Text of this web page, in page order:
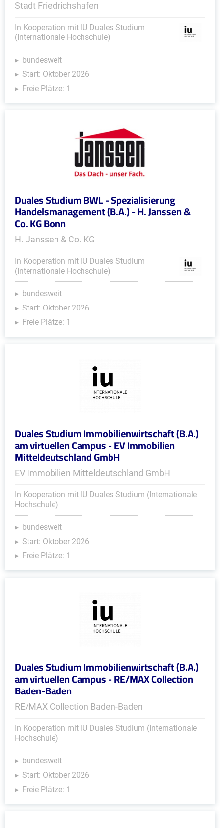
Stadt Friedrichshafen
In Kooperation mit IU Duales Studium
(Internationale Hochschule)
bundesweit
Start: Oktober 2026
Freie Plätze: 1
Duales Studium BWL - Spezialisierung
Handelsmanagement (B.A.) - H. Janssen &
Co. KG Bonn
H. Janssen & Co. KG
In Kooperation mit IU Duales Studium
(Internationale Hochschule)
bundesweit
Start: Oktober 2026
Freie Plätze: 1
Duales Studium Immobilienwirtschaft (B.A.)
am virtuellen Campus - EV Immobilien
Mitteldeutschland GmbH
EV Immobilien Mitteldeutschland GmbH
In Kooperation mit IU Duales Studium (Internationale
Hochschule)
bundesweit
Start: Oktober 2026
Freie Plätze: 1
Duales Studium Immobilienwirtschaft (B.A.)
am virtuellen Campus - RE/MAX Collection
Baden-Baden
RE/MAX Collection Baden-Baden
In Kooperation mit IU Duales Studium (Internationale
Hochschule)
bundesweit
Start: Oktober 2026
Freie Plätze: 1